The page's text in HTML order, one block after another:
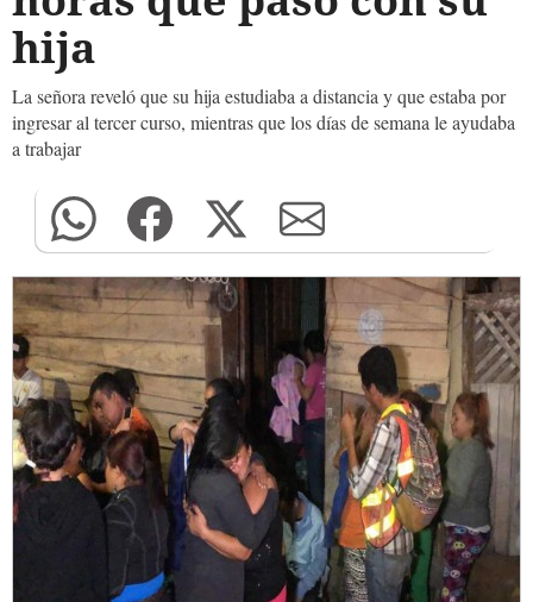
hija
La señora reveló que su hija estudiaba a distancia y que estaba por
ingresar al tercer curso, mientras que los días de semana le ayudaba
a trabajar